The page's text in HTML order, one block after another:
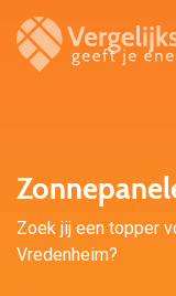
Zoek jij een topper
Vredenheim?